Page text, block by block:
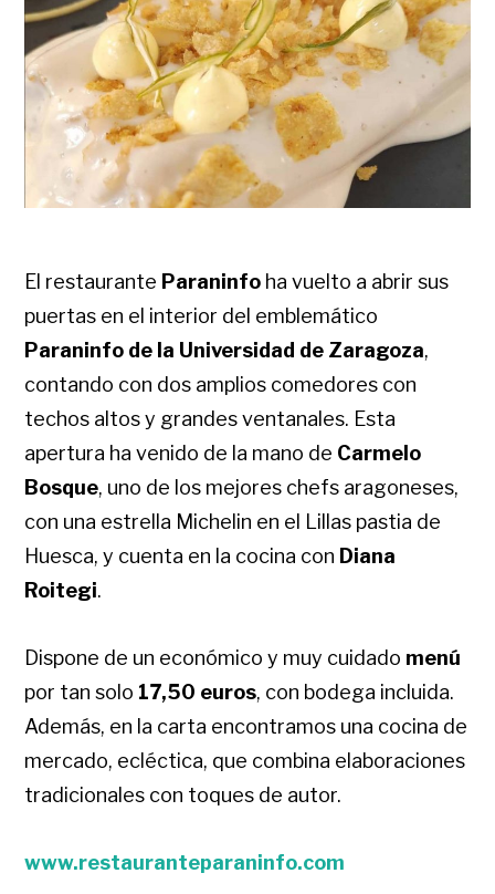
El restaurante Paraninfo ha vuelto a abrir sus
puertas en el interior del emblemático
Paraninfo de la Universidad de Zaragoza,
contando con dos amplios comedores con
techos altos y grandes ventanales. Esta
apertura ha venido de la mano de Carmelo
Bosque, uno de los mejores chefs aragoneses,
con una estrella Michelin en el Lillas pastia de
Huesca, y cuenta en la cocina con Diana
Roitegi.
Dispone de un económico y muy cuidado menú
por tan solo 17,50 euros, con bodega incluida.
Además, en la carta encontramos una cocina de
mercado, ecléctica, que combina elaboraciones
tradicionales con toques de autor.
www.restauranteparaninfo.com